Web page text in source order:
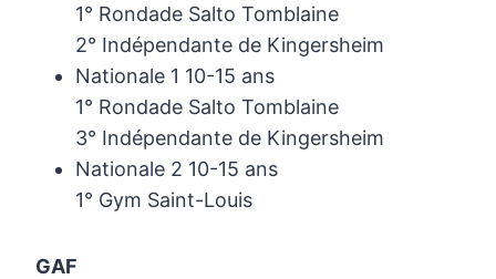
1° Rondade Salto Tomblaine
2° Indépendante de Kingersheim
Nationale 1 10-15 ans
1° Rondade Salto Tomblaine
3° Indépendante de Kingersheim
Nationale 2 10-15 ans
1° Gym Saint-Louis
GAF